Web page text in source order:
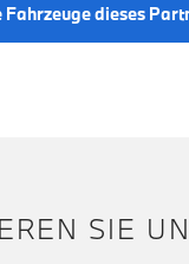
Fahrzeuge dieses
SIE